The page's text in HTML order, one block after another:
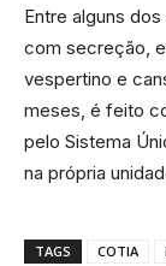
Entre alguns
com secreção,
vespertino e
meses, é feito
pelo Sistema
na própria
TAGS COTIA